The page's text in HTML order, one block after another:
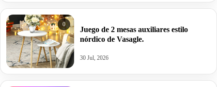
0
Juego de 2 mesas auxiliares estilo
nórdico de Vasagle.
30 Jul, 2026